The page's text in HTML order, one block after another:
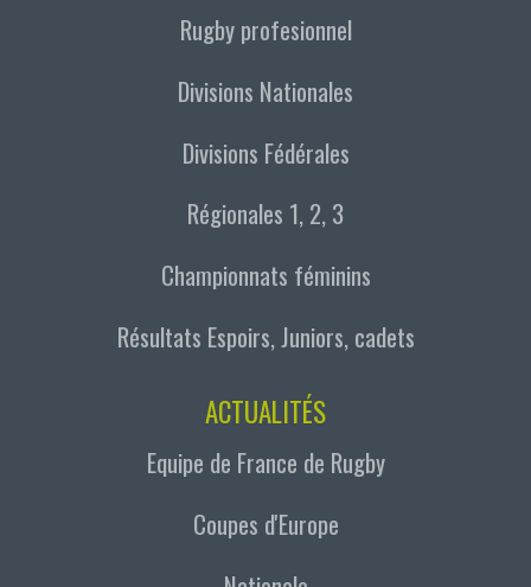
Rugby profesionnel
Divisions Nationales
Divisions Fédérales
Régionales 1, 2, 3
Championnats féminins
Résultats Espoirs, Juniors, cadets
ACTUALITÉS
Equipe de France de Rugby
Coupes d'Europe